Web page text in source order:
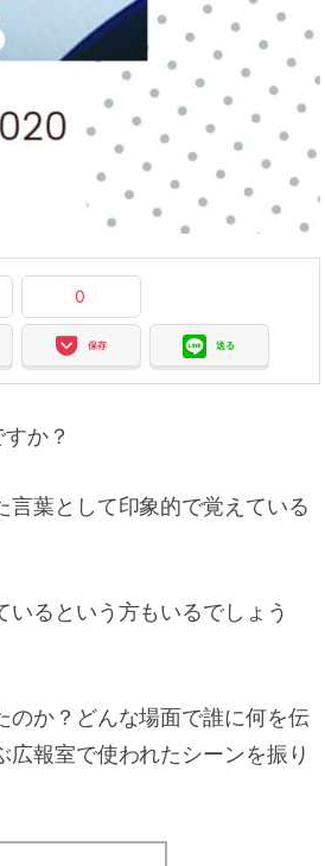
0
保存 送る
か？
葉として印象的で覚えている
るという方もいるでしょう
のか？どんな場面で誰に何を伝
報室で使われたシーンを振り